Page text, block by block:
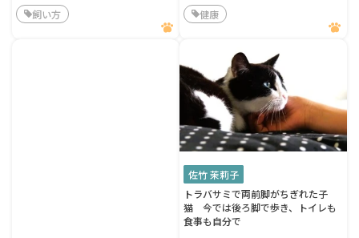
飼い方 健康
佐竹 茉莉子
トラバサミで両前脚がちぎれた子
猫 今では後ろ脚で歩き、トイレも
食事も自分で